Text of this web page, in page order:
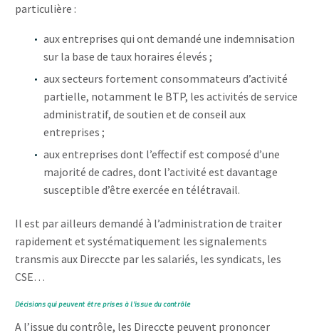
particulière :
aux entreprises qui ont demandé une indemnisation
sur la base de taux horaires élevés ;
aux secteurs fortement consommateurs d’activité
partielle, notamment le BTP, les activités de service
administratif, de soutien et de conseil aux
entreprises ;
aux entreprises dont l’effectif est composé d’une
majorité de cadres, dont l’activité est davantage
susceptible d’être exercée en télétravail.
Il est par ailleurs demandé à l’administration de traiter
rapidement et systématiquement les signalements
transmis aux Direccte par les salariés, les syndicats, les
CSE…
Décisions qui peuvent être prises à l’issue du contrôle
A l’issue du contrôle, les Direccte peuvent prononcer